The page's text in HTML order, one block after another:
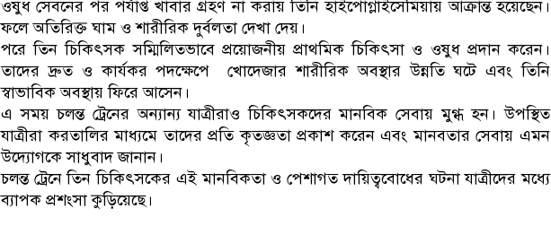
ওষুধ সেবনের পর পর্যাপ্ত খাবার গ্রহণ না করায় তিনি হাইপোগ্লাইসেমিয়ায় আক্রান্ত হয়েছেন।
ফলে অতিরিক্ত ঘাম ও শারীরিক দুর্বলতা দেখা দেয়।
পরে তিন চিকিৎসক সম্মিলিতভাবে প্রয়োজনীয় প্রাথমিক চিকিৎসা ও ওষুধ প্রদান করেন।
তাদের দ্রুত ও কার্যকর পদক্ষেপে খোদেজার শারীরিক অবস্থার উন্নতি ঘটে এবং তিনি
স্বাভাবিক অবস্থায় ফিরে আসেন।
এ সময় চলন্ত ট্রেনের অন্যান্য যাত্রীরাও চিকিৎসকদের মানবিক সেবায় মুগ্ধ হন। উপস্থিত
যাত্রীরা করতালির মাধ্যমে তাদের প্রতি কৃতজ্ঞতা প্রকাশ করেন এবং মানবতার সেবায় এমন
উদ্যোগকে সাধুবাদ জানান।
চলন্ত ট্রেনে তিন চিকিৎসকের এই মানবিকতা ও পেশাগত দায়িত্ববোধের ঘটনা যাত্রীদের মধ্যে
ব্যাপক প্রশংসা কুড়িয়েছে।